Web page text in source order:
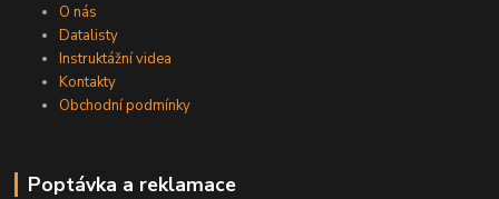
O nás
Datalisty
Instruktážní videa
Kontakty
Obchodní podmínky
Poptávka a reklamace